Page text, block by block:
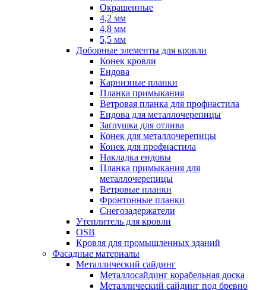
Окрашенные
4,2 мм
4,8 мм
5,5 мм
Доборные элементы для кровли
Конек кровли
Ендова
Карнизные планки
Планка примыкания
Ветровая планка для профнастила
Ендова для металлочерепицы
Заглушка для отлива
Конек для металлочерепицы
Конек для профнастила
Накладка ендовы
Планка примыкания для
металлочерепицы
Ветровые планки
Фронтонные планки
Снегозадержатели
Утеплитель для кровли
OSB
Кровля для промышленных зданий
Фасадные материалы
Металлический сайдинг
Металлосайдинг корабельная доска
Металлический сайдинг под бревно